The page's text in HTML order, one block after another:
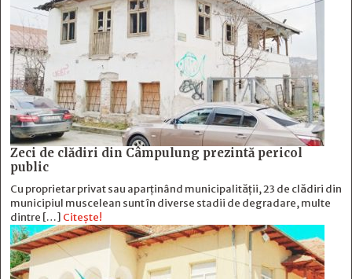
Zeci de clădiri din Câmpulung prezintă pericol
public
Cu proprietar privat sau aparținând municipalității, 23 de clădiri din
municipiul muscelean sunt în diverse stadii de degradare, multe
dintre […] Citește!